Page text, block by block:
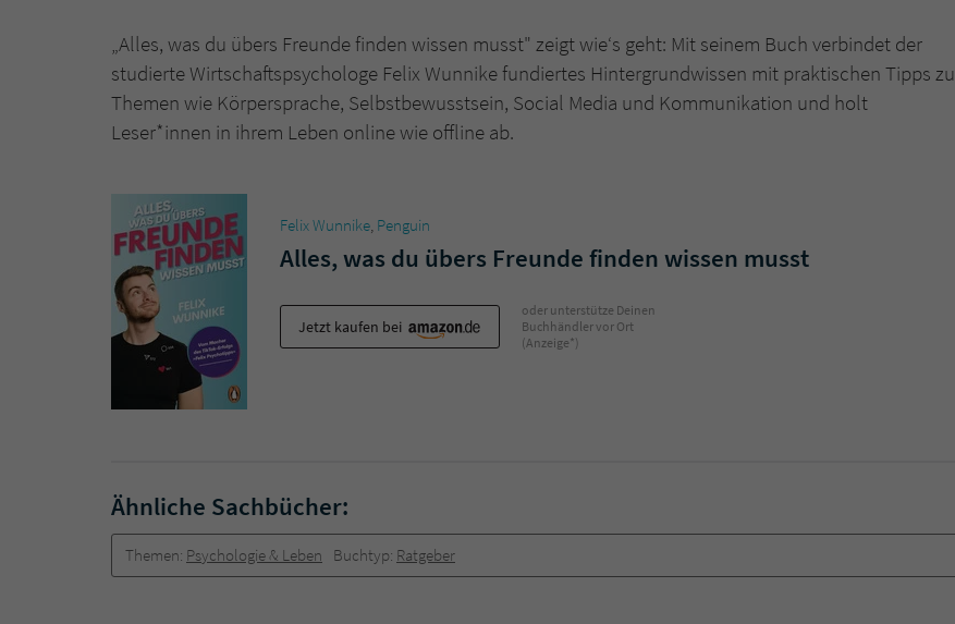
„Alles, was du übers Freunde finden wissen musst" zeigt wie‘s geht: Mit seinem Buch verbindet der
studierte Wirtschaftspsychologe Felix Wunnike fundiertes Hintergrundwissen mit praktischen Tipps zu
Themen wie Körpersprache, Selbstbewusstsein, Social Media und Kommunikation und holt
Leser*innen in ihrem Leben online wie offline ab.
Felix Wunnike, Penguin
Alles, was du übers Freunde finden wissen musst
Jetzt kaufen bei
oder unterstütze Deinen
Buchhändler vor Ort
(Anzeige*)
Ähnliche Sachbücher:
Themen: Psychologie & Leben Buchtyp: Ratgeber
Name tx_pwcomments_ahash
Anbieter Literatur-Couch Medien GmbH & Co. KG
Anbieter Literatur-Couch Medien GmbH & Co. KG